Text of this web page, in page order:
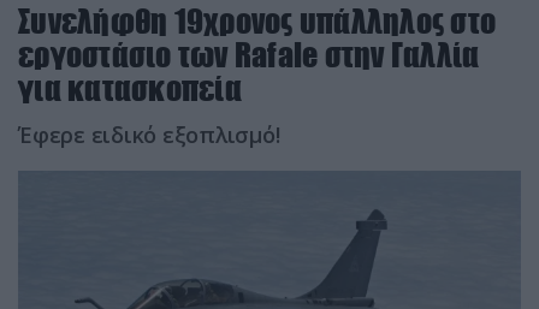
Συνελήφθη 19χρονος υπάλληλος στο
εργοστάσιο των Rafale στην Γαλλία
για κατασκοπεία
Έφερε ειδικό εξοπλισμό!